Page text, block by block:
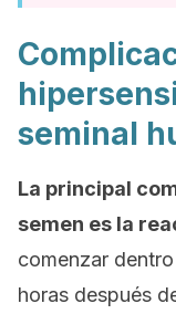
seminal
La principal
semen es la
comenzar
horas después